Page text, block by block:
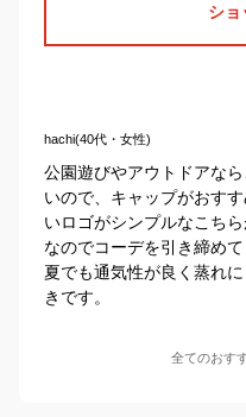
ショ
hachi(40代・女性)
公園遊びやアウトドアな
いので、キャップがおす
いロゴがシンプルなこち
なのでコーデを引き締め
夏でも通気性が良く蒸れ
きです。
全てのおす